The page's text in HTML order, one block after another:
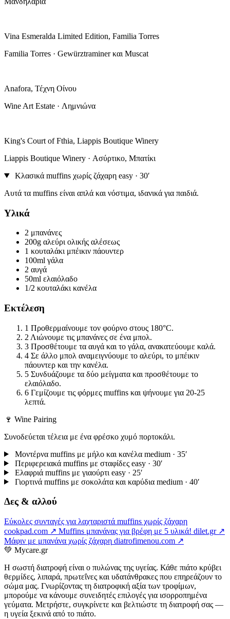
Vina Esmeralda Limited Edition, Familia Torres
Familia Torres · Gewürztraminer και Muscat
Anafora, Τέχνη Οίνου
Wine Art Estate · Λημνιώνα
King's Court of Fthia, Liappis Boutique Winery
Liappis Boutique Winery · Ασύρτικο, Μπατίκι
Κλασικά muffins χωρίς ζάχαρη easy · 30′
Αυτά τα muffins είναι απλά και νόστιμα, ιδανικά για παιδιά.
Υλικά
2 μπανάνες
200g αλεύρι ολικής αλέσεως
1 κουταλάκι μπέικιν πάουντερ
100ml γάλα
2 αυγά
50ml ελαιόλαδο
1/2 κουταλάκι κανέλα
Εκτέλεση
1 Προθερμαίνουμε τον φούρνο στους 180°C.
2 Λιώνουμε τις μπανάνες σε ένα μπολ.
3 Προσθέτουμε τα αυγά και το γάλα, ανακατεύουμε καλά.
4 Σε άλλο μπολ αναμειγνύουμε το αλεύρι, το μπέικιν
πάουντερ και την κανέλα.
5 Συνδυάζουμε τα δύο μείγματα και προσθέτουμε το
ελαιόλαδο.
6 Γεμίζουμε τις φόρμες muffins και ψήνουμε για 20-25
λεπτά.
🍷 Wine Pairing
Συνοδεύεται τέλεια με ένα φρέσκο χυμό πορτοκάλι.
Μοντέρνα muffins με μήλο και κανέλα medium · 35′
Περιφερειακά muffins με σταφίδες easy · 30′
Ελαφριά muffins με γιαούρτι easy · 25′
Γιορτινά muffins με σοκολάτα και καρύδια medium · 40′
Δες & αλλού
Εύκολες συνταγές για λαχταριστά muffins χωρίς ζάχαρη
cookpad.com ↗ Muffins μπανάνας για βρέφη με 5 υλικά! dilet.gr ↗
Μάφιν με μπανάνα χωρίς ζάχαρη diatrofimenou.com ↗
💚 Mycare.gr
Η σωστή διατροφή είναι ο πυλώνας της υγείας. Κάθε πιάτο κρύβει
θερμίδες, λιπαρά, πρωτεΐνες και υδατάνθρακες που επηρεάζουν το
σώμα μας. Γνωρίζοντας τη διατροφική αξία των τροφίμων,
μπορούμε να κάνουμε συνειδητές επιλογές για ισορροπημένα
γεύματα. Μετρήστε, συγκρίνετε και βελτιώστε τη διατροφή σας —
η υγεία ξεκινά από το πιάτο.